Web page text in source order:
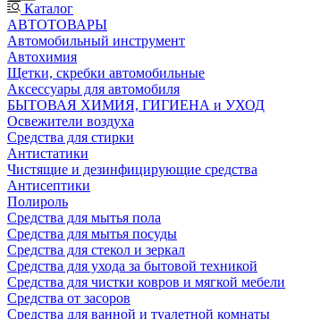
Каталог
АВТОТОВАРЫ
Автомобильный инструмент
Автохимия
Щетки, скребки автомобильные
Аксессуары для автомобиля
БЫТОВАЯ ХИМИЯ, ГИГИЕНА и УХОД
Освежители воздуха
Средства для стирки
Антистатики
Чистящие и дезинфицирующие средства
Антисептики
Полироль
Средства для мытья пола
Средства для мытья посуды
Средства для стекол и зеркал
Средства для ухода за бытовой техникой
Средства для чистки ковров и мягкой мебели
Средства от засоров
Средства для ванной и туалетной комнаты